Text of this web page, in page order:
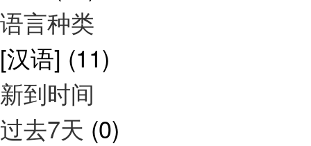
语言种类
[汉语] (11)
新到时间
过去7天 (0)